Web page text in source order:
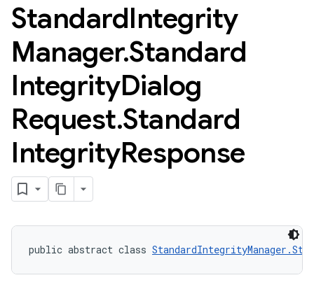
StandardIntegrity
Manager.Standard
IntegrityDialog
Request.Standard
IntegrityResponse
public abstract class